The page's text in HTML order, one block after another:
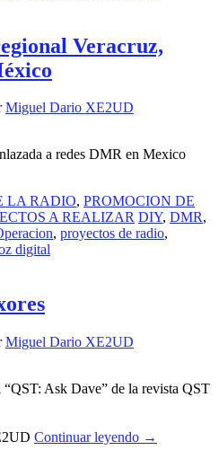
Veracruz,
Miguel Dario XE2UD
a redes DMR en Mexico
LA RADIO, PROMOCION DE
A REALIZAR DIY, DMR,
, proyectos de radio,
digital
Miguel Dario XE2UD
Ask Dave” de la revista QST
Continuar leyendo →